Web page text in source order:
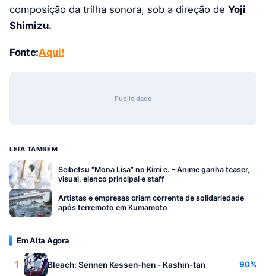
composição da trilha sonora, sob a direção de Yoji
Shimizu.
Fonte:Aqui!
Publicidade
LEIA TAMBÉM
Seibetsu “Mona Lisa” no Kimi e. – Anime ganha teaser,
visual, elenco principal e staff
Artistas e empresas criam corrente de solidariedade
após terremoto em Kumamoto
Em Alta Agora
1 Bleach: Sennen Kessen-hen - Kashin-tan 90%